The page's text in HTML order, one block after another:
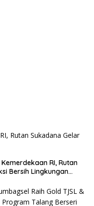
RI, Rutan
Bersih Lingkungan